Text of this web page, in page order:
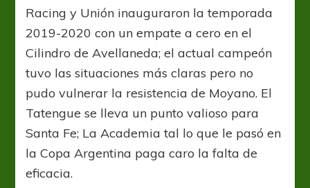
Superliga;
faltaron
los
goles
Racing y Unión inauguraron la temporada
2019-2020 con un empate a cero en el
Cilindro de Avellaneda; el actual campeón
tuvo las situaciones más claras pero no
pudo vulnerar la resistencia de Moyano. El
Tatengue se lleva un punto valioso para
Santa Fe; La Academia tal lo que le pasó en
la Copa Argentina paga caro la falta de
eficacia.